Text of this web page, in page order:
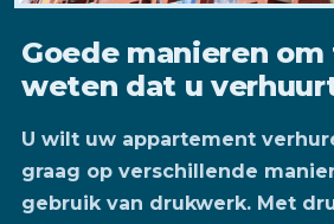
Goede manieren
weten dat u
U wilt uw appartement
graag op verschillende
gebruik van drukwerk. Met